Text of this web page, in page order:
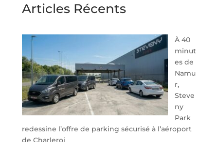
Articles Récents
À 40
minut
es de
Namu
r,
Steve
ny
Park
redessine l’offre de parking sécurisé à l’aéroport
de Charleroi